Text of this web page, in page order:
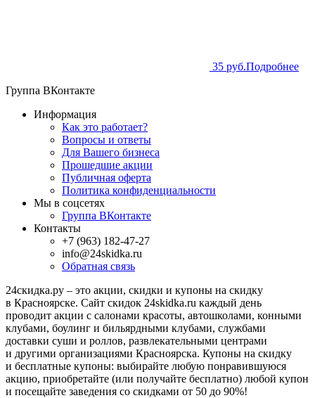
35 руб.Подробнее
Группа ВКонтакте
Информация
Как это работает?
Вопросы и ответы
Для Вашего бизнеса
Прошедшие акции
Публичная оферта
Политика конфиденциальности
Мы в соцсетях
Группа ВКонтакте
Контакты
+7 (963) 182-47-27
info@24skidka.ru
Обратная связь
24скидка.ру – это акции, скидки и купоны на скидку
в Красноярске. Сайт скидок 24skidka.ru каждый день
проводит акции с салонами красоты, автошколами, конными
клубами, боулинг и бильярдными клубами, службами
доставки суши и роллов, развлекательными центрами
и другими организациями Красноярска. Купоны на скидку
и бесплатные купоны: выбирайте любую понравившуюся
акцию, приобретайте (или получайте бесплатно) любой купон
и посещайте заведения со скидками от 50 до 90%!